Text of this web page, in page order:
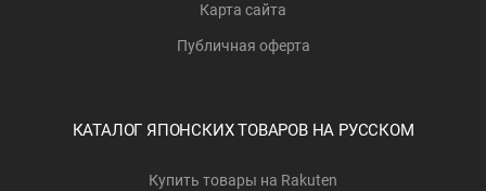
Карта сайта
Публичная оферта
КАТАЛОГ ЯПОНСКИХ ТОВАРОВ НА РУССКОМ
Купить товары на Rakuten